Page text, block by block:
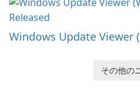
Windows Update Viewer
その他の